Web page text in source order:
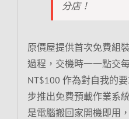
分店！
原價屋提供首次免費組
過程，交機時一一點交
NT$100 作為對自我的
步推出免費預載作業系
是電腦搬回家開機即用